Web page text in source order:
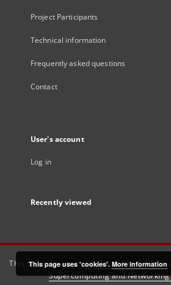
Project Participants
Technical information
Frequently asked questions
Contact
User's account
Log in
Recently viewed
This service runs onDInGO dLibra 6.3.21
Supercomputing and Networking
This page uses 'cookies'. More information